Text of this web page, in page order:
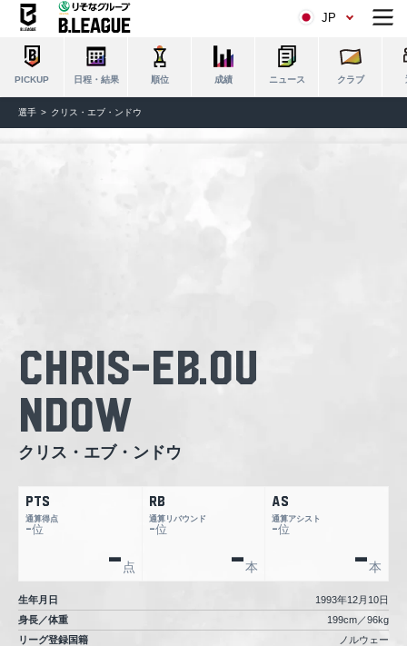
JP
PICKUP 日程・結果 順位 成績 ニュース クラブ
選手 クリス・エブ・ンドウ
生年月日
1993年12月10日
身長／体重
199cm／96kg
リーグ登録国籍
ノルウェー
Chris-Ebou
Ndow
クリス・エブ・ンドウ
PTS
通算得点
-位
- 点
RB
通算リバウンド
-位
-本
AS
通算アシスト
-位
-本